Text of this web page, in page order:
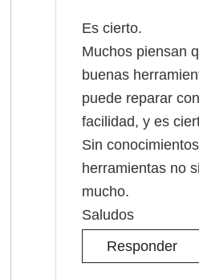
Es cierto.
Muchos piensan
buenas
puede reparar
facilidad, y es
Sin
herramientas no
mucho.
Saludos
Responder